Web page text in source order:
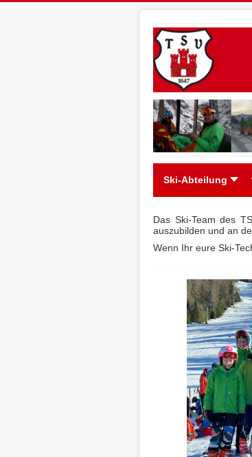
Ski-Abteilung
Das Ski-Team des
auszubilden und an
Wenn Ihr eure Ski-